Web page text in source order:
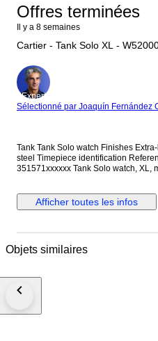
Offres terminées
Il y a 8 semaines
Cartier - Tank Solo XL -
Expert
Sélectionné par Joaquín Fernández
Tank Tank Solo watch Finishes
steel Timepiece identification
351571xxxxxx Tank Solo watch, XL,
steel sword-shaped hands, sapphire
aperture at 6 o'clock. Case
and taxes: Your country of
duties or taxes apply. We cannot be
DHL express.
Afficher toutes les infos
Objets similaires